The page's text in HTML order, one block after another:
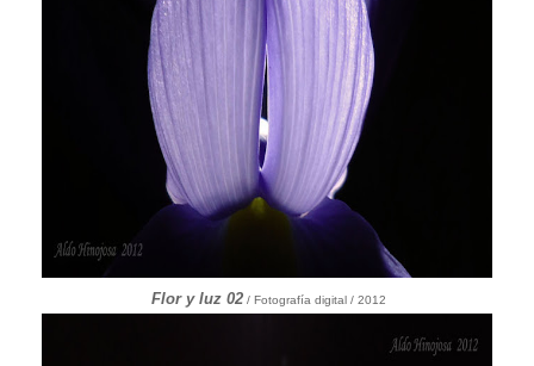
Flor y luz 02 / Fotografía digital / 2012